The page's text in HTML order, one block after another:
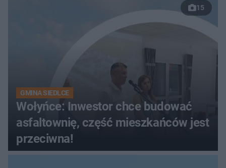
15
GMINA SIEDLCE
Wołyńce: Inwestor chce budować
asfaltownię, część mieszkańców jest
przeciwna!